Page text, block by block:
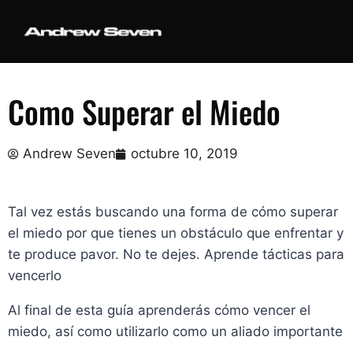
Como Superar el Miedo
Andrew Seven octubre 10, 2019
Tal vez estás buscando una forma de cómo superar
el miedo por que tienes un obstáculo que enfrentar y
te produce pavor. No te dejes. Aprende tácticas para
vencerlo
Al final de esta guía aprenderás cómo vencer el
miedo, así como utilizarlo como un aliado importante